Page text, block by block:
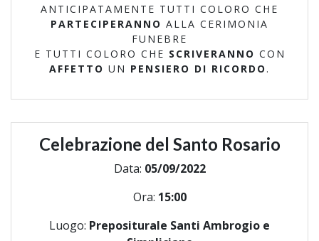
ANTICIPATAMENTE TUTTI COLORO CHE
PARTECIPERANNO ALLA CERIMONIA
FUNEBRE
E TUTTI COLORO CHE SCRIVERANNO CON
AFFETTO UN PENSIERO DI RICORDO .
Celebrazione del Santo Rosario
Data: 05/09/2022
Ora: 15:00
Luogo: Prepositurale Santi Ambrogio e